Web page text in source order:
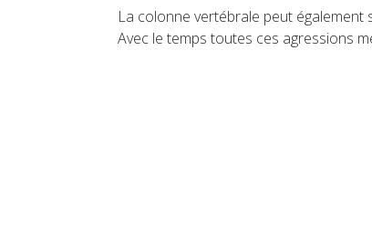
La colonne vertébrale peut
Avec le temps toutes ces agressions